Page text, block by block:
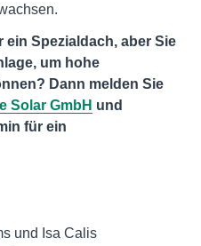
ein Spezialdach, aber Sie
um hohe
Dann melden Sie
Solar GmbH und
für ein
und Isa Calis